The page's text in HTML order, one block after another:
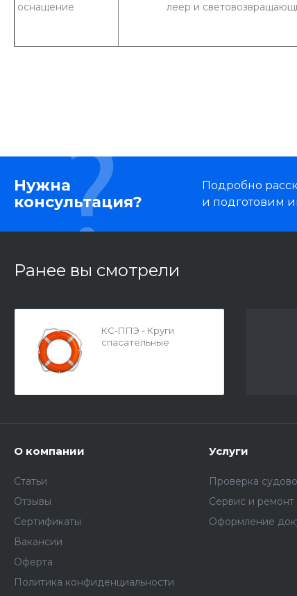
оснащение леер и
Нужна
консультация?
Подробно
и подготовим
Ранее вы смотрели
КС-ППЭ - Круги
спасательные
О компании
Статьи
Отзывы
Сертификаты
Вакансии
Оферта
Политика конфиденциальности
Услуги
Проверка
Сервис и ремонт
Оформление